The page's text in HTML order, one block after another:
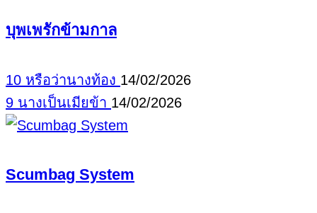
บุพเพรักข้ามกาล
10 หรือว่านางท้อง 14/02/2026
9 นางเป็นเมียข้า 14/02/2026
Scumbag System